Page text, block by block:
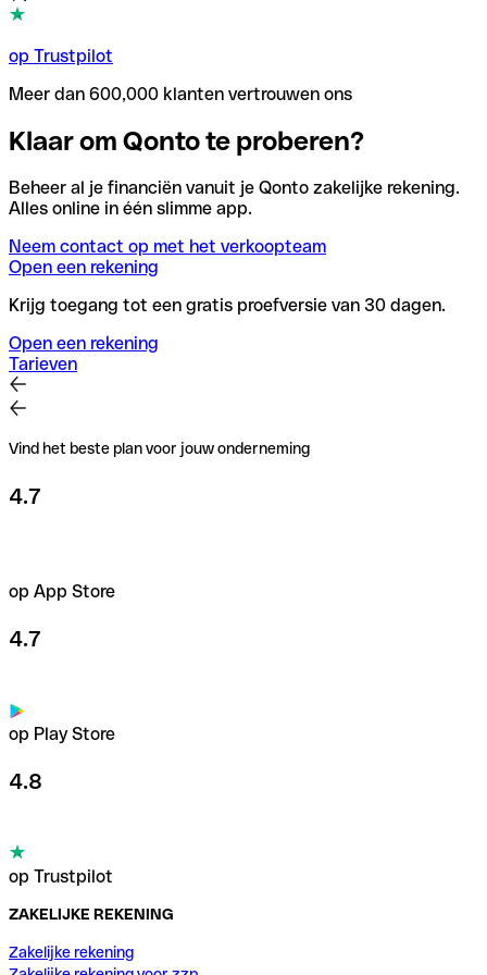
op Trustpilot
Meer dan 600,000 klanten vertrouwen ons
Klaar om Qonto te proberen?
Beheer al je financiën vanuit je Qonto zakelijke rekening.
Alles online in één slimme app.
Neem contact op met het verkoopteam
Open een rekening
Krijg toegang tot een gratis proefversie van 30 dagen.
Open een rekening
Tarieven
Vind het beste plan voor jouw onderneming
4.7
op App Store
4.7
op Play Store
4.8
op Trustpilot
ZAKELIJKE REKENING
Zakelijke rekening